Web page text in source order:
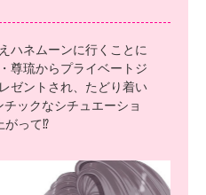
ハネムーンに行くことに
尊琉からプライベートジ
ゼントされ、たどり着い
ックなシチュエーショ
がって⁉